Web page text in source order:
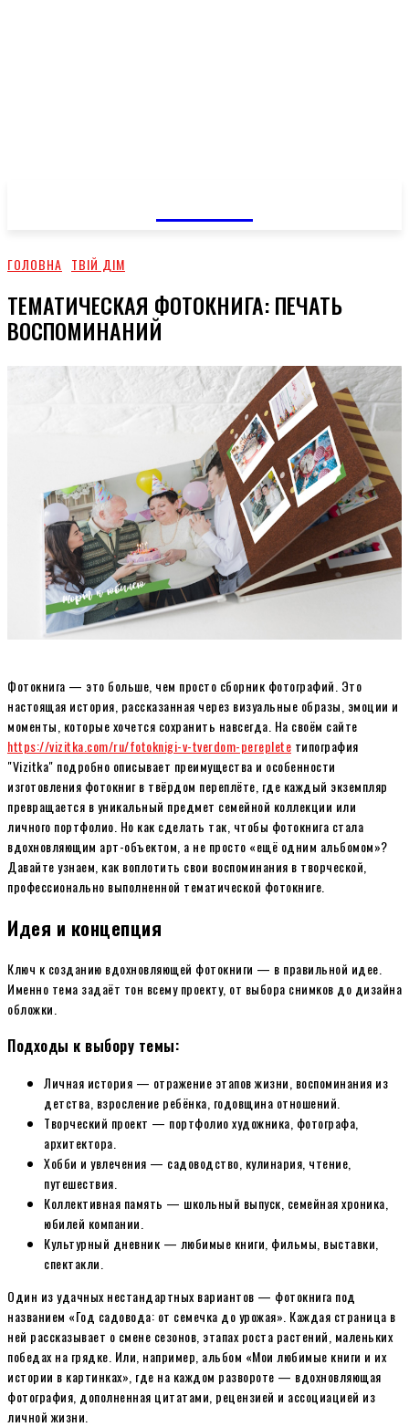
ГОЛОВНА ТВІЙ ДІМ
ТЕМАТИЧЕСКАЯ ФОТОКНИГА: ПЕЧАТЬ
ВОСПОМИНАНИЙ
Фотокнига — это больше, чем просто сборник фотографий. Это
настоящая история, рассказанная через визуальные образы, эмоции и
моменты, которые хочется сохранить навсегда. На своём сайте
https://vizitka.com/ru/fotoknigi-v-tverdom-pereplete типография
"Vizitka" подробно описывает преимущества и особенности
изготовления фотокниг в твёрдом переплёте, где каждый экземпляр
превращается в уникальный предмет семейной коллекции или
личного портфолио. Но как сделать так, чтобы фотокнига стала
вдохновляющим арт-объектом, а не просто «ещё одним альбомом»?
Давайте узнаем, как воплотить свои воспоминания в творческой,
профессионально выполненной тематической фотокниге.
Идея и концепция
Ключ к созданию вдохновляющей фотокниги — в правильной идее.
Именно тема задаёт тон всему проекту, от выбора снимков до дизайна
обложки.
Подходы к выбору темы:
Личная история — отражение этапов жизни, воспоминания из
детства, взросление ребёнка, годовщина отношений.
Творческий проект — портфолио художника, фотографа,
архитектора.
Хобби и увлечения — садоводство, кулинария, чтение,
путешествия.
Коллективная память — школьный выпуск, семейная хроника,
юбилей компании.
Культурный дневник — любимые книги, фильмы, выставки,
спектакли.
Один из удачных нестандартных вариантов — фотокнига под
названием «Год садовода: от семечка до урожая». Каждая страница в
ней рассказывает о смене сезонов, этапах роста растений, маленьких
победах на грядке. Или, например, альбом «Мои любимые книги и их
истории в картинках», где на каждом развороте — вдохновляющая
фотография, дополненная цитатами, рецензией и ассоциацией из
личной жизни.